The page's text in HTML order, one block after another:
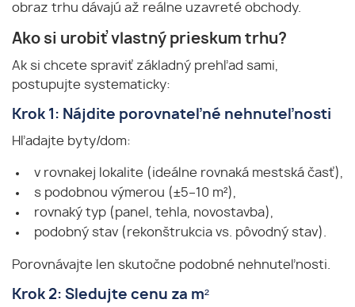
obraz trhu dávajú až reálne uzavreté obchody.
Ako si urobiť vlastný prieskum trhu?
Ak si chcete spraviť základný prehľad sami,
postupujte systematicky:
Krok 1: Nájdite porovnateľné nehnuteľnosti
Hľadajte byty/dom:
v rovnakej lokalite (ideálne rovnaká mestská časť),
s podobnou výmerou (±5–10 m²),
rovnaký typ (panel, tehla, novostavba),
podobný stav (rekonštrukcia vs. pôvodný stav).
Porovnávajte len skutočne podobné nehnuteľnosti.
Krok 2: Sledujte cenu za m²